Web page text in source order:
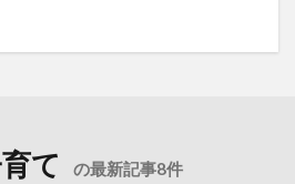
て の最新記事8件